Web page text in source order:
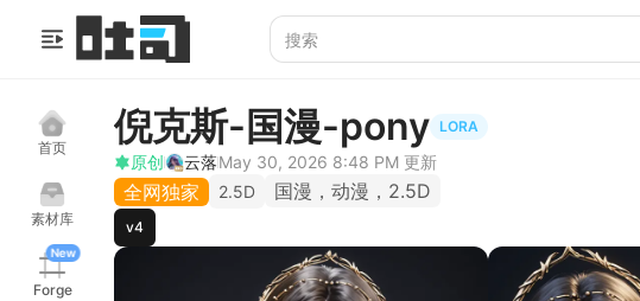
首页
素材库
New
Forge
倪克斯-国漫-pony LORA
原创
云落May 30, 2026 8:48 PM 更新
全网独家 2.5D 国漫，动漫，2.5D
v4